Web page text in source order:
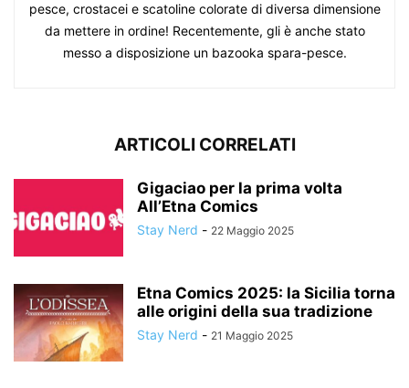
pesce, crostacei e scatoline colorate di diversa dimensione
da mettere in ordine! Recentemente, gli è anche stato
messo a disposizione un bazooka spara-pesce.
ARTICOLI CORRELATI
Gigaciao per la prima volta
All’Etna Comics
Stay Nerd - 22 Maggio 2025
Etna Comics 2025: la Sicilia torna
alle origini della sua tradizione
Stay Nerd - 21 Maggio 2025